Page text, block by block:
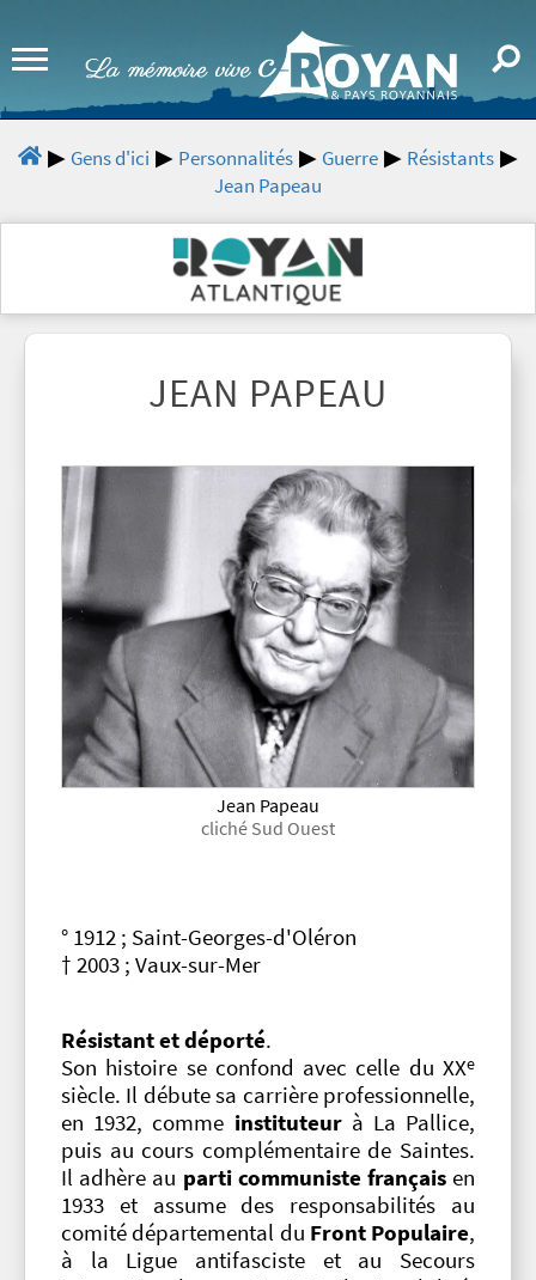
Gens d'ici Personnalités Guerre
Résistants
Jean Papeau
JEAN PAPEAU
Jean Papeau
cliché Sud Ouest
° 1912 ; Saint-Georges-d'Oléron
† 2003 ; Vaux-sur-Mer
Résistant et déporté.
Son histoire se confond avec celle du XXe
siècle. Il débute sa carrière professionnelle,
en 1932, comme instituteurà La Pallice,
puis au cours complémentaire de Saintes.
Il adhère au parti communiste françaisen
1933 et assume des responsabilités au
comité départemental du Front Populaire,
à la Ligue antifasciste et au Secours